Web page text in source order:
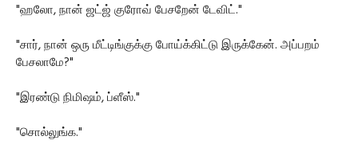
"ஹலோ, நான் ஜட்ஜ் குரோவ் பேசறேன் டேவிட்."
"சார், நான் ஒரு மீட்டிங்குக்கு போய்க்கிட்டு இருக்கேன். அப்பறம்
பேசலாமே?"
"இரண்டு நிமிஷம், ப்ளீஸ்."
"சொல்லுங்க."